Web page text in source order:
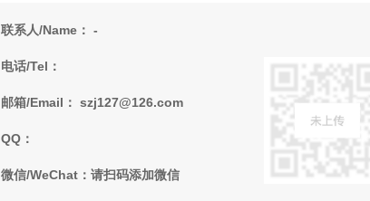
联系人/Name： -
电话/Tel：
邮箱/Email： szj127@126.com
QQ：
微信/WeChat：请扫码添加微信